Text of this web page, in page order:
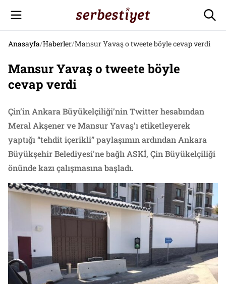
Anasayfa/Haberler/Mansur Yavaş o tweete böyle cevap verdi
Mansur Yavaş o tweete böyle
cevap verdi
Çin’in Ankara Büyükelçiliği’nin Twitter hesabından
Meral Akşener ve Mansur Yavaş’ı etiketleyerek
yaptığı “tehdit içerikli” paylaşımın ardından Ankara
Büyükşehir Belediyesi'ne bağlı ASKİ, Çin Büyükelçiliği
önünde kazı çalışmasına başladı.